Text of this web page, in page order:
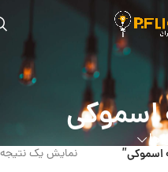
اسموکی
ها
اسموکی” نمایش یک نتیجه